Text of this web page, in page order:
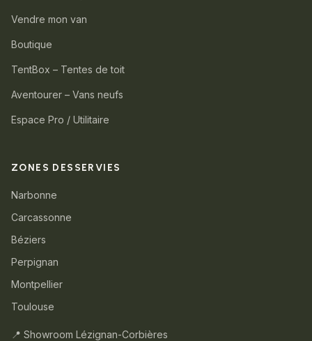
Vendre mon van
Boutique
TentBox – Tentes de toit
Aventourer – Vans neufs
Espace Pro / Utilitaire
ZONES DESSERVIES
Narbonne
Carcassonne
Béziers
Perpignan
Montpellier
Toulouse
📍 Showroom Lézignan-Corbières